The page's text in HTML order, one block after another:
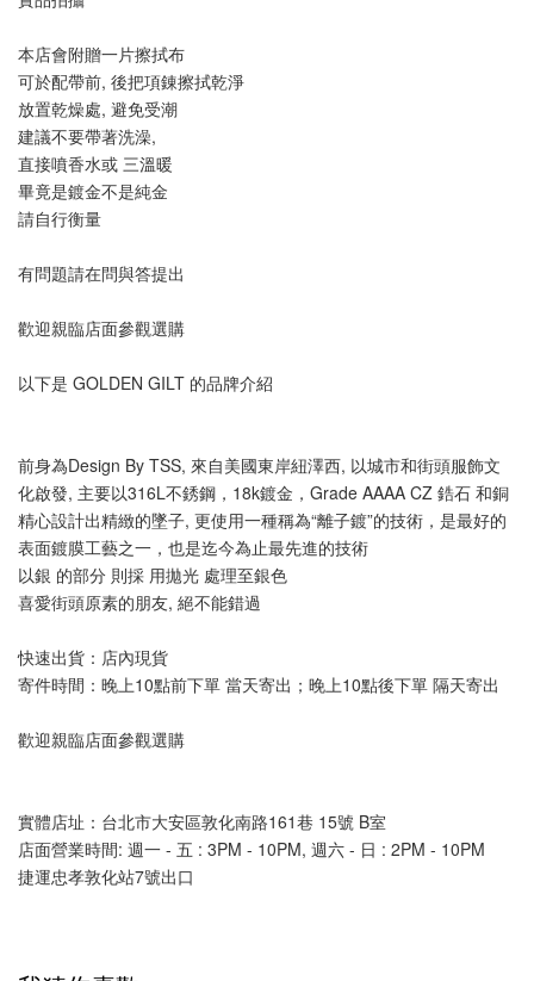
本店會附贈一片擦拭布
可於配帶前, 後把項錬擦拭乾淨
放置乾燥處, 避免受潮
建議不要帶著洗澡,
直接噴香水或 三溫暖
畢竟是鍍金不是純金
請自行衡量
有問題請在問與答提出
歡迎親臨店面參觀選購
以下是 GOLDEN GILT 的品牌介紹
前身為Design By TSS, 來自美國東岸紐澤西, 以城市和街頭服飾文
化啟發, 主要以316L不銹鋼，18k鍍金，Grade AAAA CZ 鋯石 和銅
精心設計出精緻的墜子, 更使用一種稱為“離子鍍”的技術，是最好的
表面鍍膜工藝之一，也是迄今為止最先進的技術
以銀 的部分 則採 用拋光 處理至銀色
喜愛街頭原素的朋友, 絕不能錯過
快速出貨：店內現貨
寄件時間：晚上10點前下單 當天寄出；晚上10點後下單 隔天寄出
歡迎親臨店面參觀選購
實體店址：台北市大安區敦化南路161巷 15號 B室
店面營業時間: 週一 - 五 : 3PM - 10PM, 週六 - 日 : 2PM - 10PM
捷運忠孝敦化站7號出口